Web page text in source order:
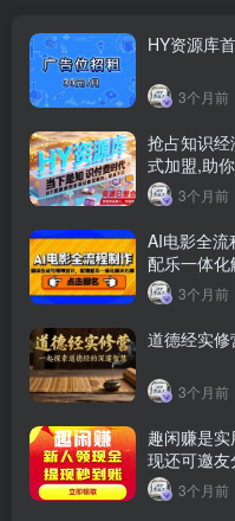
HY资源库
3个月前
抢占知识
式加盟,助
3个月前
AI电影全流
配乐一体化
3个月前
道德经实
3个月前
趣闲赚是
现还可邀友
3个月前